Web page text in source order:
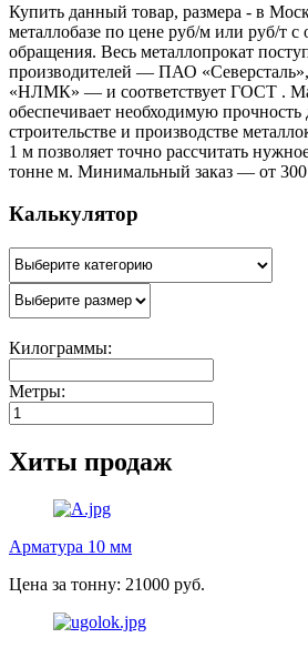
Купить данный товар, размера - в
металлобазе по цене руб/м или руб/т с
обращения. Весь металлопрокат
производителей — ПАО
«НЛМК» — и соответствует ГОСТ .
обеспечивает необходимую прочность
строительстве и производстве
1 м позволяет точно рассчитать
тонне м. Минимальный заказ — от 300
Калькулятор
Килограммы:
Метры:
Хиты продаж
Арматура 10 мм
Цена за тонну: 21000 руб.